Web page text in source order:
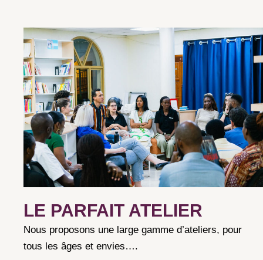
LE PARFAIT ATELIER
Nous proposons une large gamme d’ateliers, pour
tous les âges et envies….